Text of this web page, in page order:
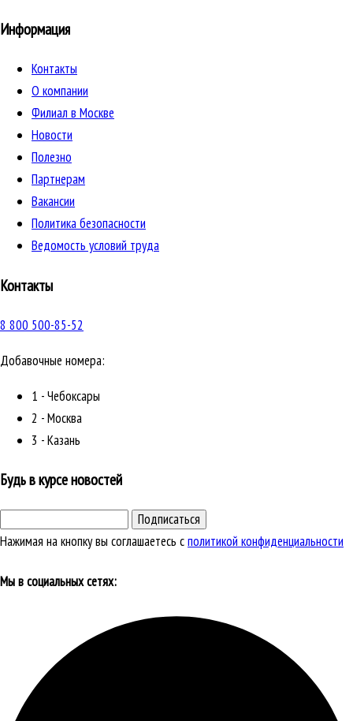
Информация
Контакты
О компании
Филиал в Москве
Новости
Полезно
Партнерам
Вакансии
Политика безопасности
Ведомость условий труда
Контакты
8 800 500-85-52
Добавочные номера:
1 - Чебоксары
2 - Москва
3 - Казань
Будь в курсе новостей
Подписаться
Нажимая на кнопку вы соглашаетесь сполитикой конфиденциальности
Мы в социальных сетях: